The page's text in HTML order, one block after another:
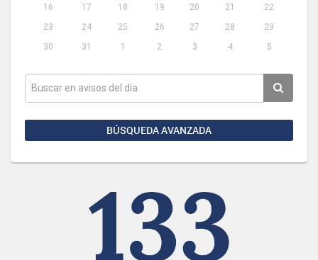
16
17 18 19 20 21
22
23
24 25 26 27 28
29
30
31 1 2 3 4 5
BÚSQUEDA AVANZADA